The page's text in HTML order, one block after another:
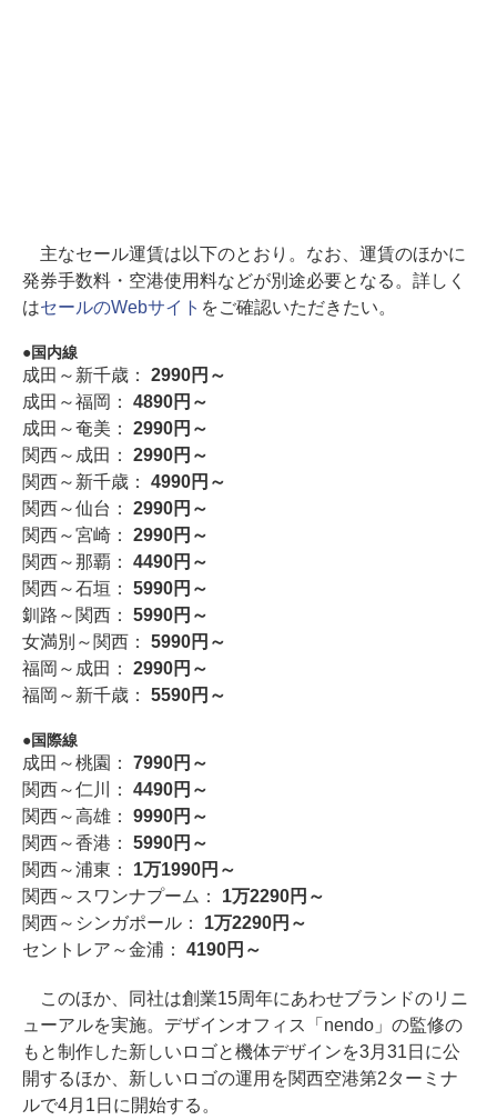
主なセール運賃は以下のとおり。なお、運賃のほかに
発券手数料・空港使用料などが別途必要となる。詳しく
はセールのWebサイト をご確認いただきたい。
国内線
成田～新千歳： 2990円～
成田～福岡： 4890円～
成田～奄美： 2990円～
関西～成田： 2990円～
関西～新千歳： 4990円～
関西～仙台： 2990円～
関西～宮崎： 2990円～
関西～那覇： 4490円～
関西～石垣： 5990円～
釧路～関西： 5990円～
女満別～関西： 5990円～
福岡～成田： 2990円～
福岡～新千歳： 5590円～
国際線
成田～桃園： 7990円～
関西～仁川： 4490円～
関西～高雄： 9990円～
関西～香港： 5990円～
関西～浦東： 1万1990円～
関西～スワンナプーム： 1万2290円～
関西～シンガポール： 1万2290円～
セントレア～金浦： 4190円～
このほか、同社は創業15周年にあわせブランドのリニ
ューアルを実施。デザインオフィス「nendo」の監修の
もと制作した新しいロゴと機体デザインを3月31日に公
開するほか、新しいロゴの運用を関西空港第2ターミナ
ルで4月1日に開始する。